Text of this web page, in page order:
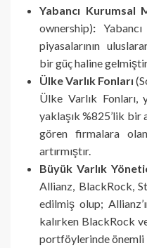
Yabancı Kurumsal
ownership):
piyasalarının
bir güç haline
Ülke Varlık Fonları
Ülke Varlık Fonları,
yaklaşık %825’lik bir
gören firmalara olan
artırmıştır.
Büyük Varlık
Allianz, BlackRock,
edilmiş olup;
kalırken BlackRock
portföylerinde önemli